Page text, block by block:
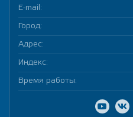
E-mail:
Город:
Адрес:
Индекс:
Время работы: